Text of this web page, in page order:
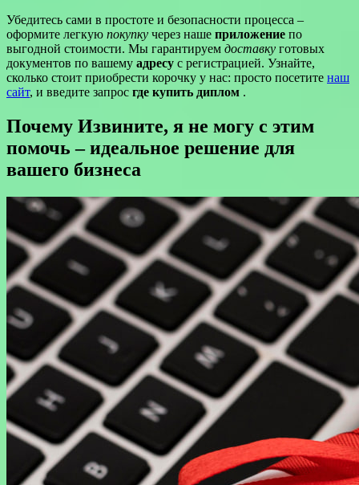
Убедитесь сами в простоте и безопасности процесса –
оформите легкую покупку через наше приложение по
выгодной стоимости. Мы гарантируем доставку готовых
документов по вашему адресу с регистрацией. Узнайте,
сколько стоит приобрести корочку у нас: просто посетите наш
сайт, и введите запрос где купить диплом .
Почему Извините, я не могу с этим
помочь – идеальное решение для
вашего бизнеса